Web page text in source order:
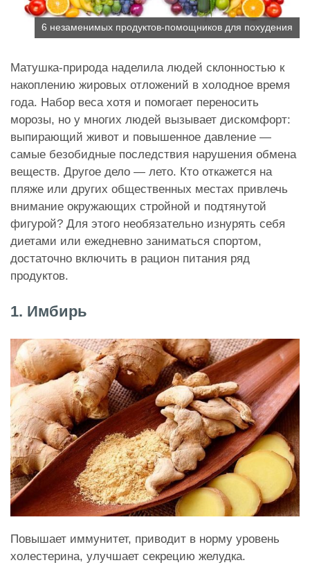
6 незаменимых продуктов-помощников для похудения
Матушка-природа наделила людей склонностью к
накоплению жировых отложений в холодное время
года. Набор веса хотя и помогает переносить
морозы, но у многих людей вызывает дискомфорт:
выпирающий живот и повышенное давление —
самые безобидные последствия нарушения обмена
веществ. Другое дело — лето. Кто откажется на
пляже или других общественных местах привлечь
внимание окружающих стройной и подтянутой
фигурой? Для этого необязательно изнурять себя
диетами или ежедневно заниматься спортом,
достаточно включить в рацион питания ряд
продуктов.
1. Имбирь
Повышает иммунитет, приводит в норму уровень
холестерина, улучшает секрецию желудка.